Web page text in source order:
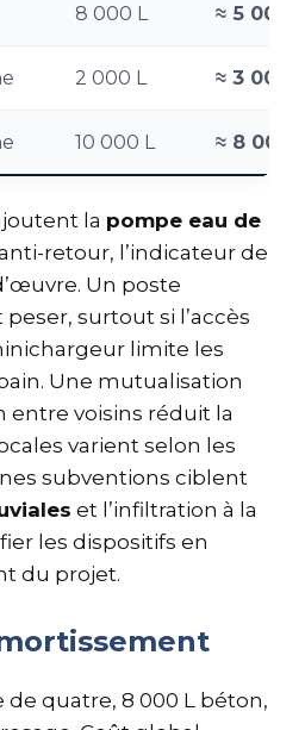
8 000 L ≈ 5 000
2 000 L ≈ 3 000
10 000 L ≈ 8 000
la pompe eau de
retour, l’indicateur de
Un poste
surtout si l’accès
limite les
Une mutualisation
entre voisins réduit la
varient selon les
subventions ciblent
et l’infiltration à la
les dispositifs en
du projet.
de quatre, 8 000 L béton,